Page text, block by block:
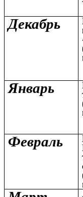
Декабрь
Январь
Февраль